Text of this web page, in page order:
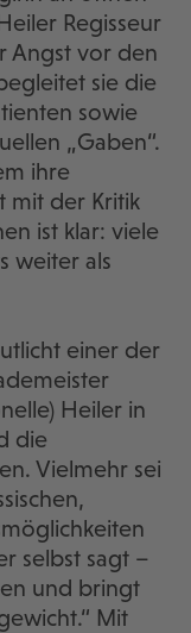
Regisseur
Angst vor den
sie die
sowie
„Gaben“.
ihre
mit der Kritik
ist klar: viele
weiter als
einer der
Heiler in
die
Vielmehr sei
selbst sagt –
und bringt
Mit